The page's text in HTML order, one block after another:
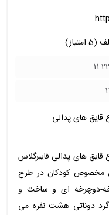
قایق های پدالی
قایق های پدالی فایبرگلاس
مخصوص کودکان در طرح
دوچرخه ای و ساخت و
دوناتی هشت نفره می